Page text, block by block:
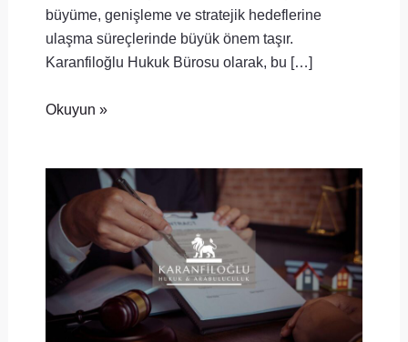
büyüme, genişleme ve stratejik hedeflerine
ulaşma süreçlerinde büyük önem taşır.
Karanfiloğlu Hukuk Bürosu olarak, bu […]
Okuyun »